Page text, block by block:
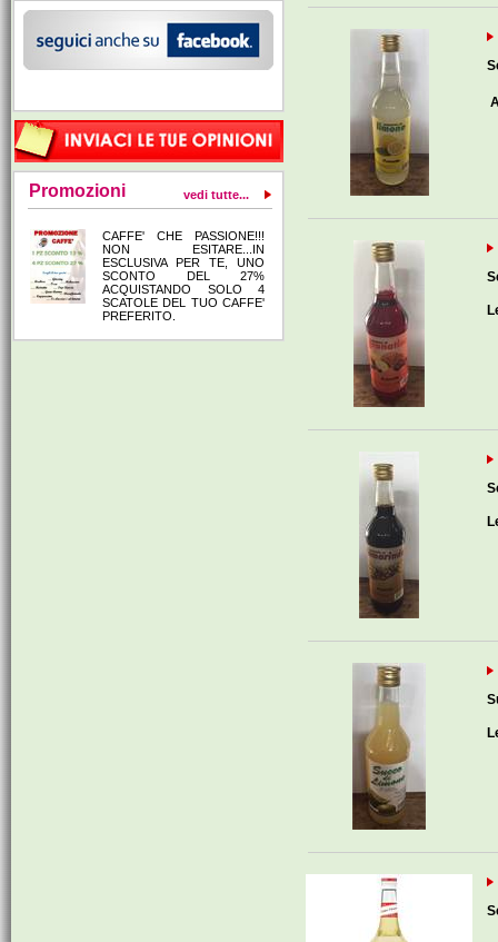
Promozioni vedi tutte...
CAFFE' CHE PASSIONE!!!
NON ESITARE...IN
ESCLUSIVA PER TE, UNO
SCONTO DEL 27%
ACQUISTANDO SOLO 4
SCATOLE DEL TUO CAFFE'
PREFERITO.